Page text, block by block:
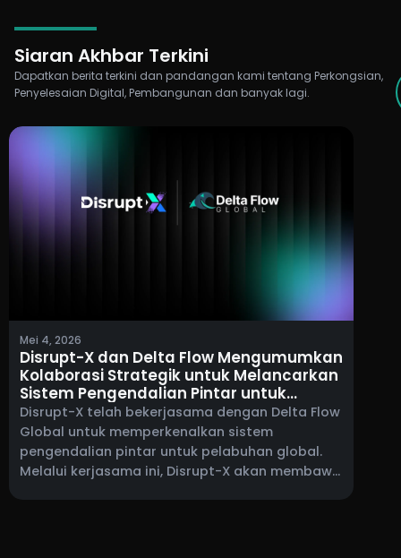
Siaran Akhbar Terkini
Dapatkan berita terkini dan pandangan kami tentang Perkongsian,
Penyelesaian Digital, Pembangunan dan banyak lagi.
Mei 4, 2026
Disrupt-X dan Delta Flow Mengumumkan
Kolaborasi Strategik untuk Melancarkan
Sistem Pengendalian Pintar untuk
Pelabuhan Global
Disrupt-X telah bekerjasama dengan Delta Flow
Global untuk memperkenalkan sistem
pengendalian pintar untuk pelabuhan global.
Melalui kerjasama ini, Disrupt-X akan membawa